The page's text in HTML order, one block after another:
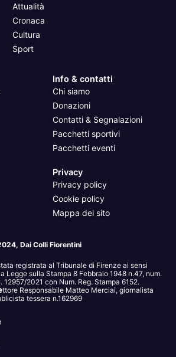
Attualità
Cronaca
Cultura
Sport
Info & contatti
Chi siamo
Donazioni
Contatti & Segnalazioni
Pacchetti sportivi
Pacchetti eventi
Privacy
Privacy policy
Cookie policy
Mappa del sito
Dai Colli Fiorentini
registrata al Tribunale di Firenze ai sensi
Legge sulla Stampa 8 Febbraio 1948 n.47, num.
12957/2021 con Num. Reg. Stampa 6152.
Responsabile Matteo Merciai, giornalista
tessera n.162969